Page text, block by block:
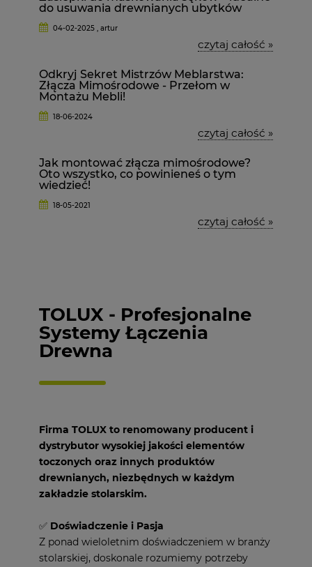
do usuwania drewnianych ubytków
04-02-2025 , artur
czytaj całość »
Odkryj Sekret Mistrzów Meblarstwa:
Złącza Mimośrodowe - Przełom w
Montażu Mebli!
18-06-2024
czytaj całość »
Jak montować złącza mimośrodowe?
Oto wszystko, co powinieneś o tym
wiedzieć!
18-05-2021
czytaj całość »
TOLUX - Profesjonalne
Systemy Łączenia
Drewna
Firma TOLUX to renomowany producent i
dystrybutor wysokiej jakości elementów
toczonych oraz innych produktów
drewnianych, niezbędnych w każdym
zakładzie stolarskim.
✅ Doświadczenie i Pasja
Z ponad wieloletnim doświadczeniem w branży
stolarskiej, doskonale rozumiemy potrzeby